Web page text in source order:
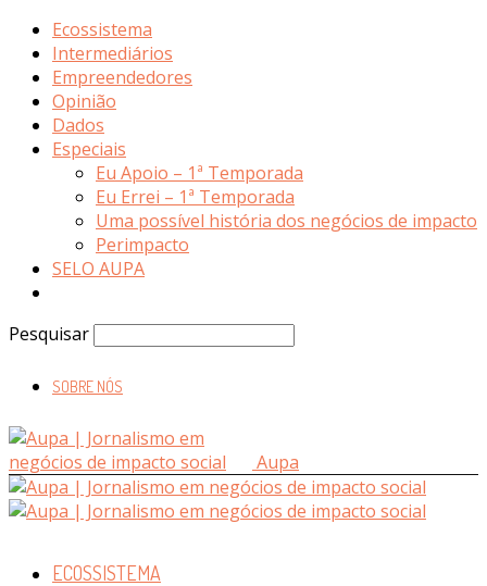
Ecossistema
Intermediários
Empreendedores
Opinião
Dados
Especiais
Eu Apoio – 1ª Temporada
Eu Errei – 1ª Temporada
Uma possível história dos negócios de impacto
Perimpacto
SELO AUPA
Pesquisar
SOBRE NÓS
Aupa
ECOSSISTEMA